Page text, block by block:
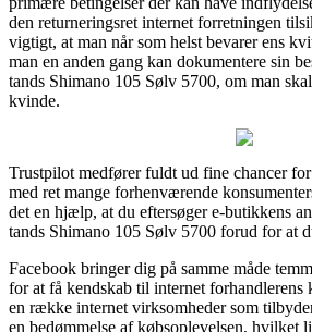
den returneringsret internet forretningen
vigtigt, at man når som helst bevarer ens
man en anden gang kan dokumentere sin
tands Shimano 105 Sølv 5700, om man
kvinde.
Trustpilot medfører fuldt ud fine chancer
med ret mange forhenværende
det en hjælp, at du eftersøger e-butikkens
tands Shimano 105 Sølv 5700 forud for at
Facebook bringer dig på samme måde
for at få kendskab til internet forhandlerens
en række internet virksomheder som
en bedømmelse af købsoplevelsen, hvilket